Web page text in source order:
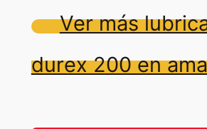
Ver más
durex 200 en